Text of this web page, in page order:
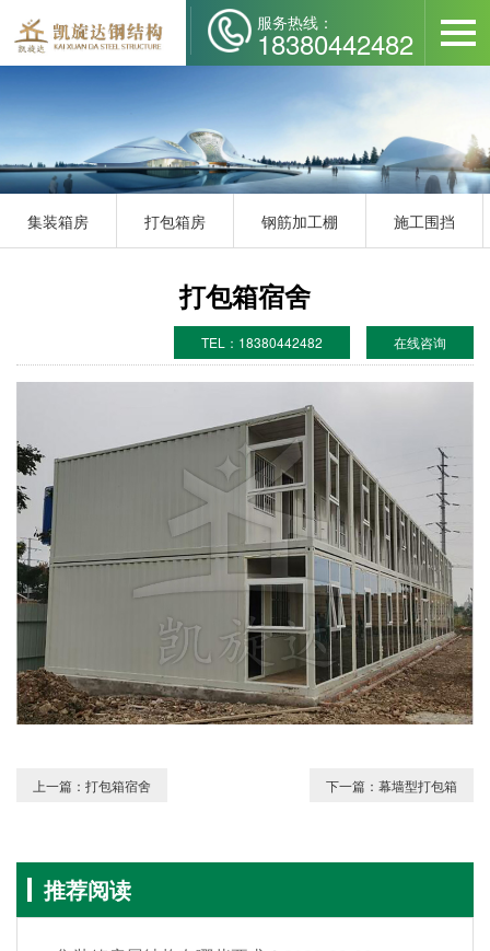
服务热线：
18380442482
集装箱房 打包箱房 钢筋加工棚 施工围挡
打包箱宿舍
在线咨询
TEL：18380442482
上一篇：打包箱宿舍 下一篇：幕墙型打包箱
推荐阅读